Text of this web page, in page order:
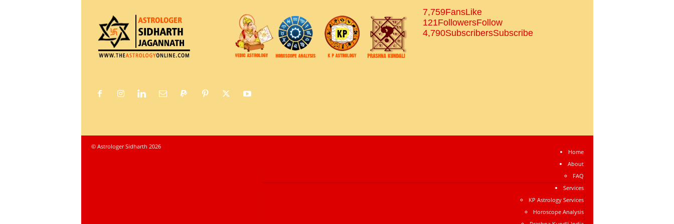
7,759FansLike
121FollowersFollow
4,790SubscribersSubscribe
Home
About
FAQ
Services
KP Astrology Services
Horoscope Analysis
© Astrologer Sidharth 2026